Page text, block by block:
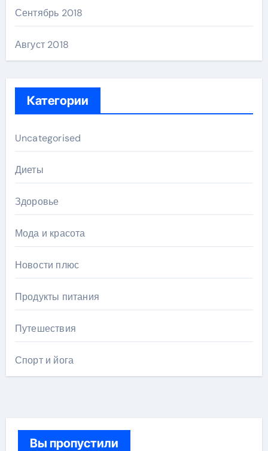
Сентябрь 2018
Август 2018
Категории
Uncategorised
Диеты
Здоровье
Мода и красота
Новости плюс
Продукты питания
Путешествия
Спорт и йога
Вы пропустили